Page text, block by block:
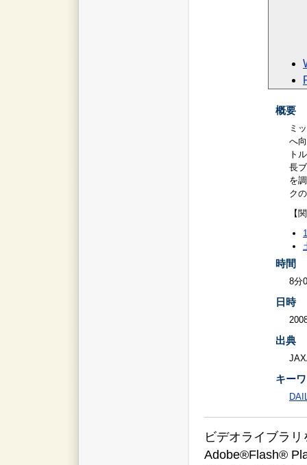
概要
ミ
へ
ト
長
を
ク
【
時間
8分
日時
出典
キー
ビデオライブラ
Adobe®Flash®